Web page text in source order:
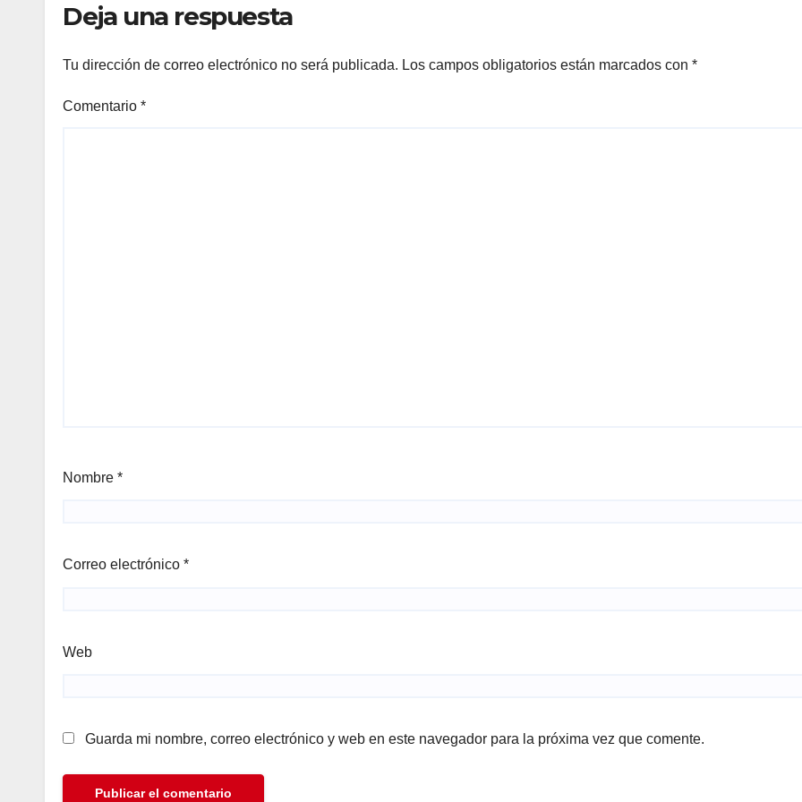
Deja una respuesta
Tu dirección de correo electrónico no será publicada. Los campos obligatorios están marcados con *
Comentario *
Nombre *
Correo electrónico *
Web
Guarda mi nombre, correo electrónico y web en este navegador para la próxima vez que comente.